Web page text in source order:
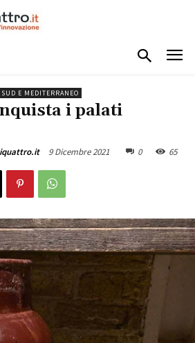
SUD E MEDITERRANEO
i palati
9 Dicembre 2021 0 65